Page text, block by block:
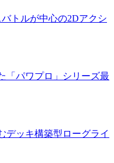
トルが中心の2Dアクシ
「パワプロ」シリーズ最
デッキ構築型ローグライ